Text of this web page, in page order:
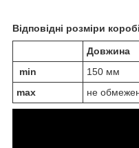
Відповідні розміри
Довжина
min
150 мм
max
не